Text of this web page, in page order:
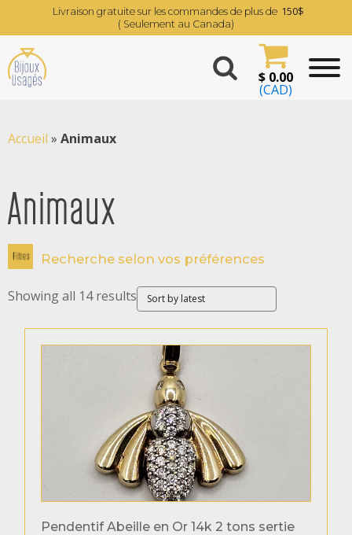
Livraison gratuite sur les commandes de plus de 150$
( Seulement au Canada)
$0.00
(CAD)
Accueil » Animaux
Animaux
Recherche selon vos préférences
Filtrer par prix
Grandeurs des bagues
10.5
Showing all 14 results
Pendentif Abeille en Or 14k 2 tons sertie